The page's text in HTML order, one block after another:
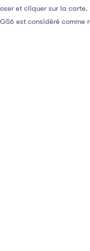
et cliquer sur la
est considéré comme